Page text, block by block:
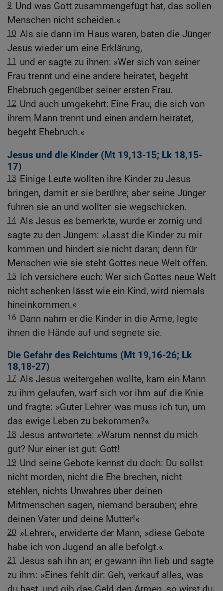
9 Und was Gott zusammengefügt hat, das sollen
Menschen nicht scheiden.«
10 Als sie dann im Haus waren, baten die Jünger
Jesus wieder um eine Erklärung,
11
und er sagte zu ihnen: »Wer sich von seiner
Frau trennt und eine andere heiratet, begeht
Ehebruch gegenüber seiner ersten Frau.
12 Und auch umgekehrt: Eine Frau, die sich von
ihrem Mann trennt und einen andern heiratet,
begeht Ehebruch.«
Jesus und die Kinder (Mt 19,13-15; Lk 18,15-
17)
13 Einige Leute wollten ihre Kinder zu Jesus
bringen, damit er sie berühre; aber seine Jünger
fuhren sie an und wollten sie wegschicken.
14 Als Jesus es bemerkte, wurde er zornig und
sagte zu den Jüngern: »Lasst die Kinder zu mir
kommen und hindert sie nicht daran; denn für
Menschen wie sie steht Gottes neue Welt offen.
15 Ich versichere euch: Wer sich Gottes neue Welt
nicht schenken lässt wie ein Kind, wird niemals
hineinkommen.«
16 Dann nahm er die Kinder in die Arme, legte
ihnen die Hände auf und segnete sie.
Die Gefahr des Reichtums (Mt 19,16-26; Lk
18,18-27)
17 Als Jesus weitergehen wollte, kam ein Mann
zu ihm gelaufen, warf sich vor ihm auf die Knie
und fragte: »Guter Lehrer, was muss ich tun, um
das ewige Leben zu bekommen?«
18 Jesus antwortete: »Warum nennst du mich
gut? Nur einer ist gut: Gott!
19 Und seine Gebote kennst du doch: Du sollst
nicht morden, nicht die Ehe brechen, nicht
stehlen, nichts Unwahres über deinen
Mitmenschen sagen, niemand berauben; ehre
deinen Vater und deine Mutter!«
20 »Lehrer«, erwiderte der Mann, »diese Gebote
habe ich von Jugend an alle befolgt.«
21 Jesus sah ihn an; er gewann ihn lieb und sagte
zu ihm: »Eines fehlt dir: Geh, verkauf alles, was
du hast, und gib das Geld den Armen, so wirst du